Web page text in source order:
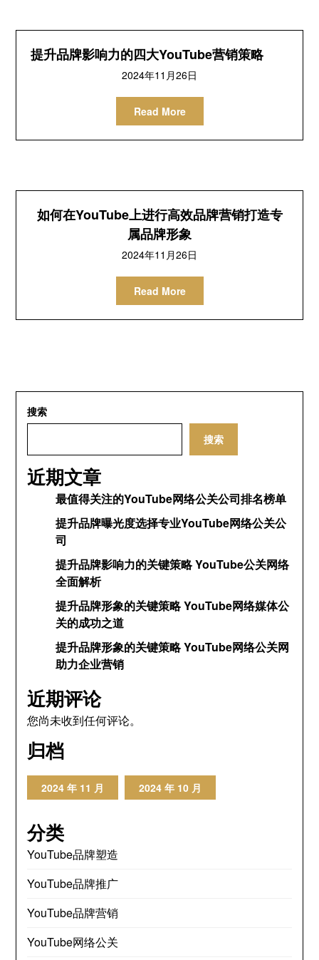
提升品牌影响力的四大YouTube营销策略
2024年11月26日
Read More
如何在YouTube上进行高效品牌营销打造专
属品牌形象
2024年11月26日
Read More
搜索
搜索
近期文章
最值得关注的YouTube网络公关公司排名榜单
提升品牌曝光度选择专业YouTube网络公关公
司
提升品牌影响力的关键策略 YouTube公关网络
全面解析
提升品牌形象的关键策略 YouTube网络媒体公
关的成功之道
提升品牌形象的关键策略 YouTube网络公关网
助力企业营销
近期评论
您尚未收到任何评论。
归档
2024 年 11 月 2024 年 10 月
分类
YouTube品牌塑造
YouTube品牌推广
YouTube品牌营销
YouTube网络公关